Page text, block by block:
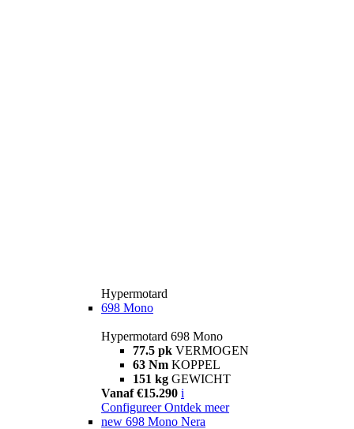
Hypermotard
698 Mono
Hypermotard 698 Mono
77.5 pk VERMOGEN
63 Nm KOPPEL
151 kg GEWICHT
Vanaf €15.290 i
Configureer Ontdek meer
new 698 Mono Nera